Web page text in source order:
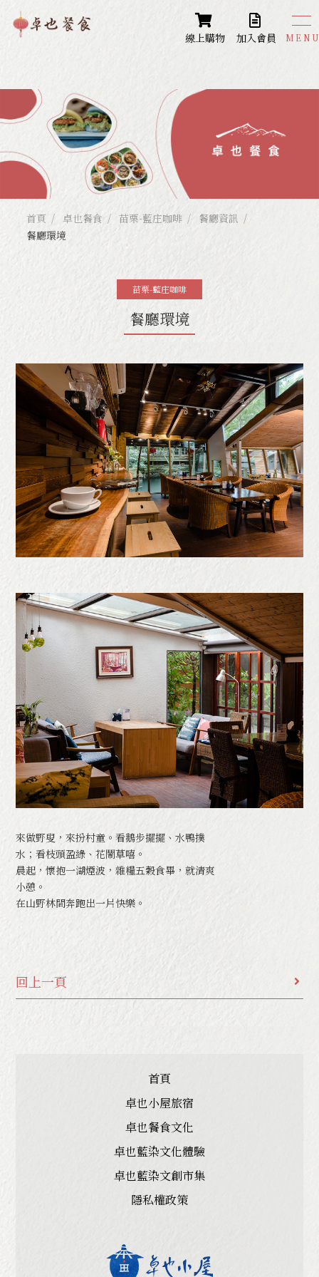
線上購物 加入會員
卓也餐食
苗栗-藍庄咖啡
苗栗-卓也書園子
台中-大安餐廳
小農食材
首頁 卓也餐食 苗栗-藍庄咖啡
餐廳資訊
餐廳環境
苗栗-藍庄咖啡
餐廳環境
來做野叟，來扮村童。看鵝步擺擺、水鴨撲
水；看枝頭盈綠、花鬧草嘻。
晨起，懷抱一湖煙波，雜糧五穀食畢，就清爽
小憩。
在山野林間奔跑出一片快樂。
回上一頁
首頁
卓也小屋旅宿
卓也餐食文化
卓也藍染文化體驗
卓也藍染文創市集
隱私權政策